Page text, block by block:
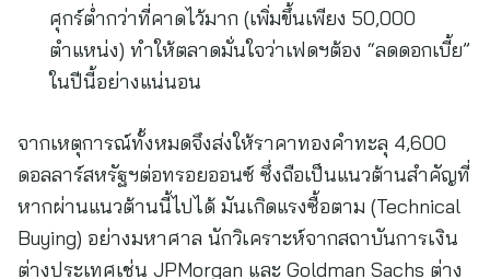
ศุกร์ต่ำกว่าที่คาดไว้มาก (เพิ่มขึ้นเพียง 50,000
ตำแหน่ง) ทำให้ตลาดมั่นใจว่าเฟดฯต้อง “ลดดอกเบี้ย”
ในปีนี้อย่างแน่นอน
จากเหตุการณ์ทั้งหมดจึงส่งให้ราคาทองคำทะลุ 4,600
ดอลลาร์สหรัฐฯต่อทรอยออนซ์ ซึ่งถือเป็นแนวต้านสำคัญที่
หากผ่านแนวต้านนี้ไปได้ มันเกิดแรงซื้อตาม (Technical
Buying) อย่างมหาศาล นักวิเคราะห์จากสถาบันการเงิน
ต่างประเทศเช่น JPMorgan และ Goldman Sachs ต่าง